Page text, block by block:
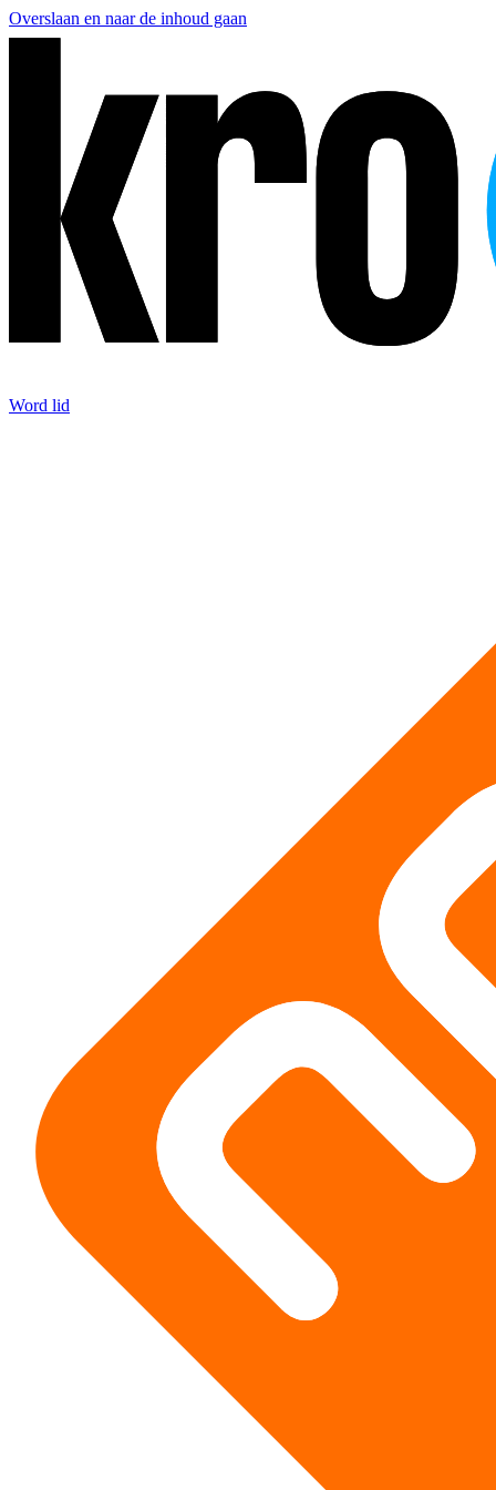
Overslaan en naar de inhoud gaan
Word lid